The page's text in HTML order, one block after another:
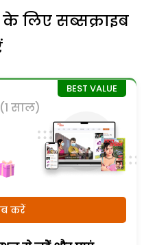
लिए सब्सक्राइब
(1 साल)
करें